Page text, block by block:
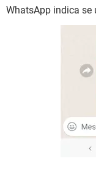
WhatsApp indica se